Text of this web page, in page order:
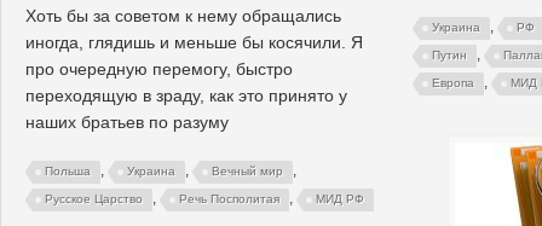
Хоть бы за советом к нему обращались
иногда, глядишь и меньше бы косячили. Я
про очередную перемогу, быстро
переходящую в зраду, как это принято у
наших братьев по разуму
Польша , Украина , Вечный мир ,
Русское Царство , Речь Посполитая , МИД РФ
Украина , РФ
Путин ,
Европа , МИД